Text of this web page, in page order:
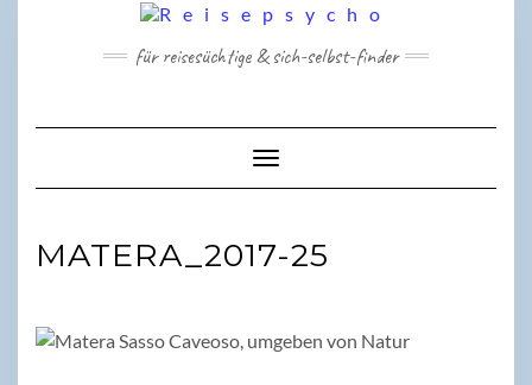
für reisesüchtige & sich-selbst-finder
Toggle Navigation
MATERA_2017-25